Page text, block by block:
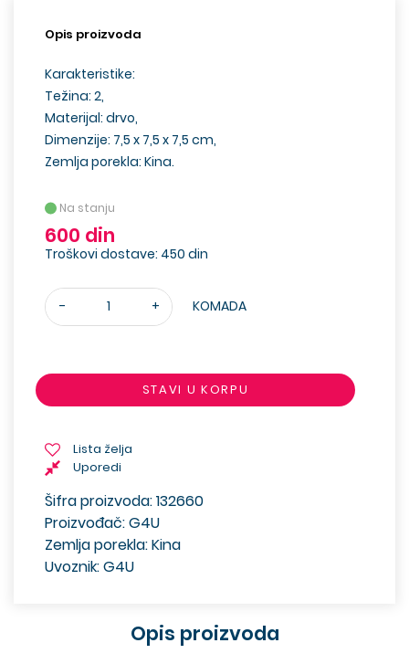
Opis proizvoda
Karakteristike:
Težina: 2,
Materijal: drvo,
Dimenzije: 7,5 x 7,5 x 7,5 cm,
Zemlja porekla: Kina.
Na stanju
600 din
Troškovi dostave: 450 din
- + KOMADA
STAVI U KORPU
Lista želja
Uporedi
Šifra proizvoda: 132660
Proizvođač: G4U
Zemlja porekla: Kina
Uvoznik: G4U
Opis proizvoda